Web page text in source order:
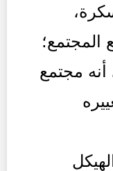
المجتمع؛
مجتمع